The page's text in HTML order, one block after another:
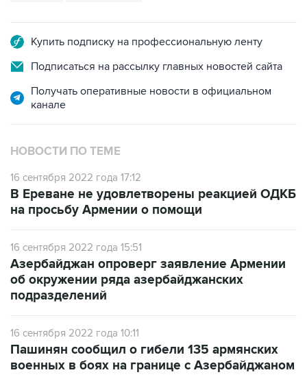
Купить подписку на профессиональную ленту
Подписаться на рассылку главных новостей сайта
Получать оперативные новости в официальном
канале
НОВОСТИ ПО ТЕМЕ
16 сентября 2022 года 17:12
В Ереване не удовлетворены реакцией ОДКБ
на просьбу Армении о помощи
16 сентября 2022 года 15:51
Азербайджан опроверг заявление Армении
об окружении ряда азербайджанских
подразделений
16 сентября 2022 года 10:11
Пашинян сообщил о гибели 135 армянских
военных в боях на границе с Азербайджаном